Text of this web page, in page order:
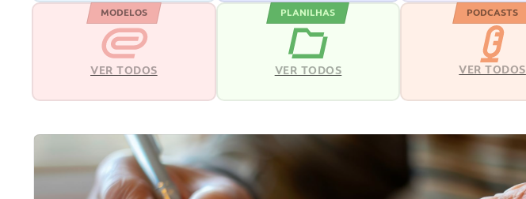
MODELOS
VER TODOS
PLANILHAS
VER TODOS
PODCASTS
VER TODOS